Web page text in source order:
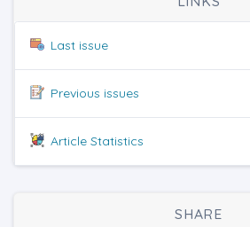
Last issue
Previous issues
Article Statistics
SHARE